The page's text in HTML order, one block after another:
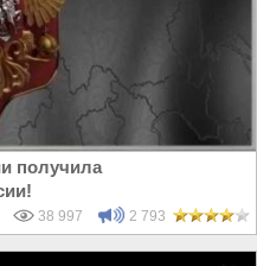
получила
38 997 2 793